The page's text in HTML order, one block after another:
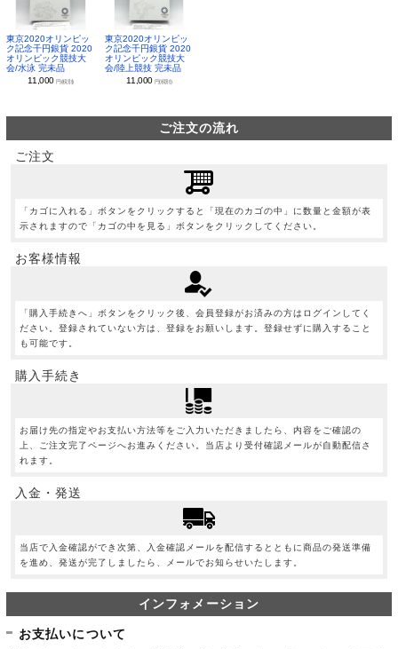
東京2020オリンピッ
ク記念千円銀貨 2020
オリンピック競技大
会/水泳 完未品
11,000円(税別)
東京2020オリンピッ
ク記念千円銀貨 2020
オリンピック競技大
会/陸上競技 完未品
11,000 円(税別)
ご注文の流れ
ご注文
「カゴに入れる」ボタンをクリックすると「現在のカゴの中」に数量と金額が表
示されますので「カゴの中を見る」ボタンをクリックしてください。
お客様情報
「購入手続きへ」ボタンをクリック後、会員登録がお済みの方はログインしてく
ださい。登録されていない方は、登録をお願いします。登録せずに購入すること
も可能です。
購入手続き
お届け先の指定やお支払い方法等をご入力いただきましたら、内容をご確認の
上、ご注文完了ページへお進みください。当店より受付確認メールが自動配信さ
れます。
入金・発送
当店で入金確認ができ次第、入金確認メールを配信するとともに商品の発送準備
を進め、発送が完了しましたら、メールでお知らせいたします。
インフォメーション
お支払いについて